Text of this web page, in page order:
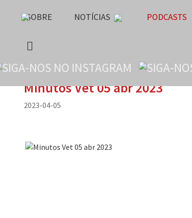
SOBRE NOTÍCIAS PODCASTS
Minutos Vet 05 abr 2023
2023-04-05